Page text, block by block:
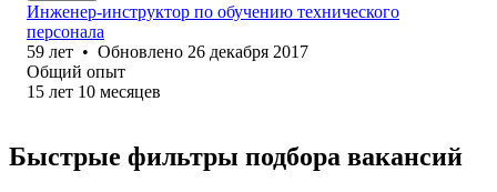
Инженер-инструктор по обучению технического
персонала
59 лет • Обновлено 26 декабря 2017
Общий опыт
15 лет 10 месяцев
Быстрые фильтры подбора вакансий